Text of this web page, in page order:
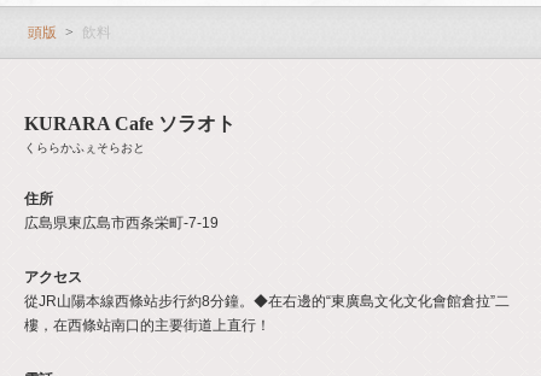
頭版 飲料
KURARA Cafe ソラオト
くららかふぇそらおと
住所
広島県東広島市西条栄町-7-19
アクセス
從JR山陽本線西條站步行約8分鐘。◆在右邊的“東廣島文化文化會館倉拉”二
樓，在西條站南口的主要街道上直行！